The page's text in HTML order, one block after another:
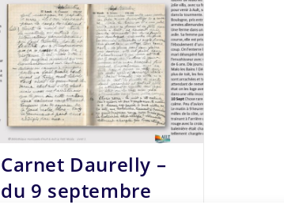
Carnet Daurelly –
du 9 septembre